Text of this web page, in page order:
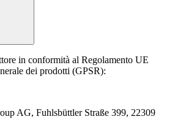
in conformità al Regolamento UE
dei prodotti (GPSR):
AG, Fuhlsbüttler Straße 399, 22309